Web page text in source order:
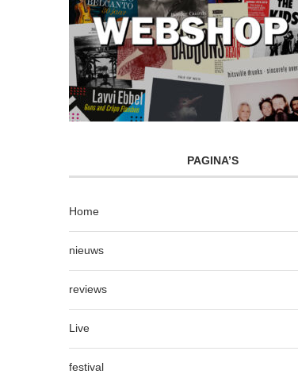
PAGINA’S
Home
nieuws
reviews
Live
festival